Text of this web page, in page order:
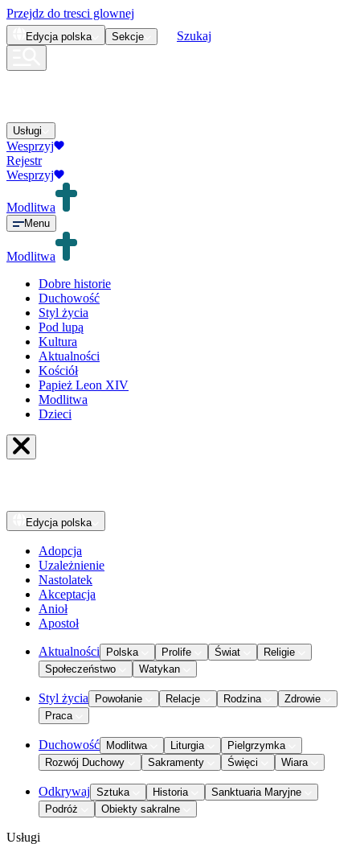
Przejdz do tresci glownej
Edycja polska Sekcje Szukaj
Usługi
Wesprzyj
Rejestr
Wesprzyj
Modlitwa
Menu
Modlitwa
Dobre historie
Duchowość
Styl życia
Pod lupą
Kultura
Aktualności
Kościół
Papież Leon XIV
Modlitwa
Dzieci
Edycja polska
Adopcja
Uzależnienie
Nastolatek
Akceptacja
Anioł
Apostoł
Aktualności Polska Prolife Świat
Religie
Społeczeństwo
Watykan
Styl życia Powołanie Relacje Rodzina
Zdrowie
Praca
Duchowość Modlitwa Liturgia
Pielgrzymka
Rozwój Duchowy
Sakramenty Święci Wiara
Odkrywaj Sztuka Historia
Sanktuaria Maryjne
Podróż
Obiekty sakralne
Usługi